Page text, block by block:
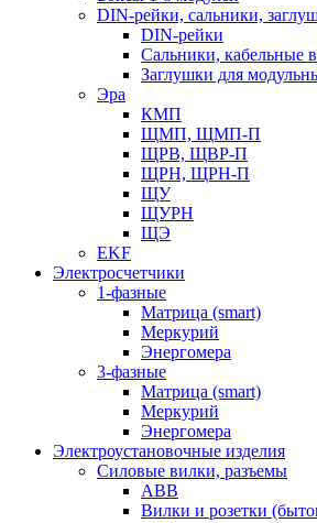
DIN-рейки, сальники,
DIN-рейки
Сальники, кабельные
Заглушки для
Эра
КМП
ЩМП, ЩМП-П
ЩРВ, ЩВР-П
ЩРН, ЩРН-П
ЩУ
ЩУРН
ЩЭ
EKF
Электросчетчики
1-фазные
Матрица (smart)
Меркурий
Энергомера
3-фазные
Матрица (smart)
Меркурий
Энергомера
Электроустановочные изделия
Силовые вилки, разъемы
ABB
Вилки и розетки